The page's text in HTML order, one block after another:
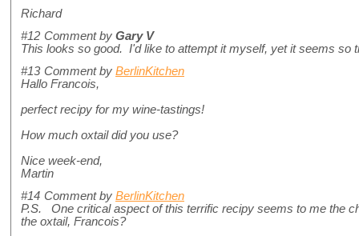
Richard
#12 Comment by Gary V
This looks so good. I'd like to attempt it myself, yet it seems
#13 Comment by BerlinKitchen
Hallo Francois,
perfect recipy for my wine-tastings!
How much oxtail did you use?
Nice week-end,
Martin
#14 Comment by BerlinKitchen
P.S. One critical aspect of this terrific recipy seems to me the
the oxtail, Francois?